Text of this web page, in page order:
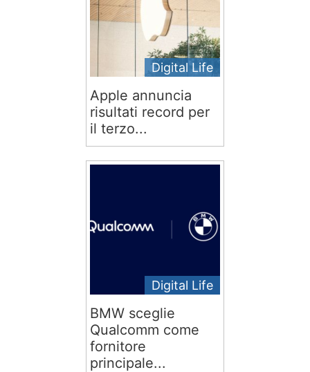
Digital Life
Apple annuncia
risultati record per
il terzo...
Digital Life
BMW sceglie
Qualcomm come
fornitore
principale...